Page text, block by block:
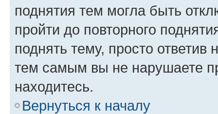
поднятия тем могла быть
пройти до повторного
поднять тему, просто ответив
тем самым вы не нарушаете
находитесь.
Вернуться к началу